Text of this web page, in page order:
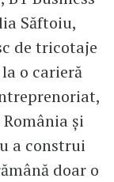
Săftoiu,
de tricotaje
o carieră
și
a construi
doar o